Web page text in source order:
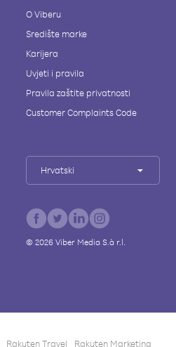
O Viberu
Središte marke
Karijera
Uvjeti i pravila
Pravila zaštite privatnosti
Customer Complaints Code
Hrvatski
© 2026Viber Media S.à r.l.
Rakuten Travel Rakuten Marketing